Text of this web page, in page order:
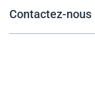
Contactez-nous